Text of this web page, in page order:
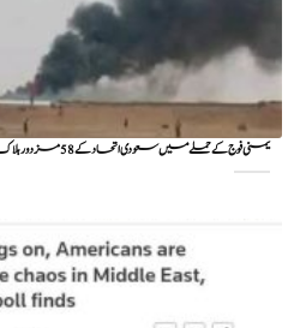
یمنی فوج کے حملے میں سعودی اتحاد کے 58 مزدور ہلاک